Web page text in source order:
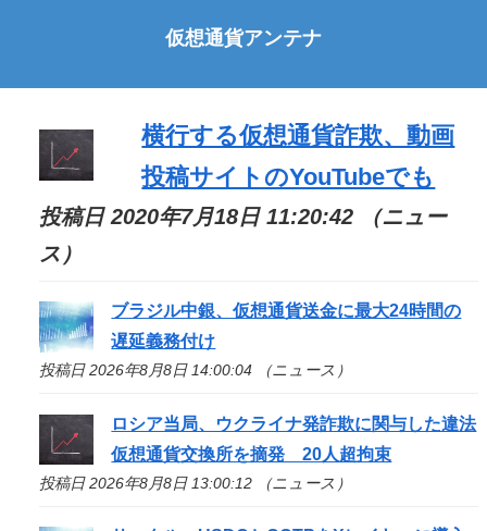
仮想通貨アンテナ
横行する仮想通貨詐欺、動画
投稿サイトのYouTubeでも
投稿日 2020年7月18日 11:20:42 （ニュー
ス）
ブラジル中銀、仮想通貨送金に最大24時間の
遅延義務付け
投稿日 2026年8月8日 14:00:04 （ニュース）
ロシア当局、ウクライナ発詐欺に関与した違法
仮想通貨交換所を摘発 20人超拘束
投稿日 2026年8月8日 13:00:12 （ニュース）